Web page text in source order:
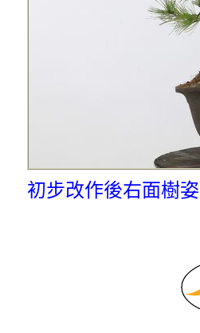
初步改作後右面樹姿